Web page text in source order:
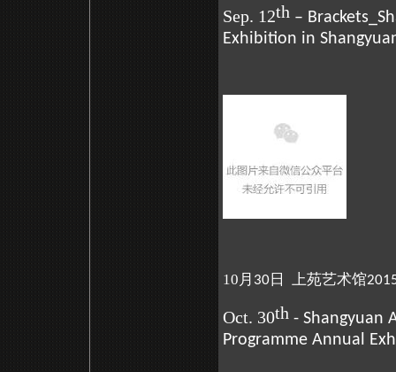
Sep. 12th –
Exhibition in
10月 30 日 上苑艺术馆
Oct. 30th - Shangyuan
Programme Annual